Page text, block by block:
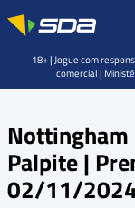
Nottingham
Palpite |
02/11/
18+ | Jogue com
comercial |